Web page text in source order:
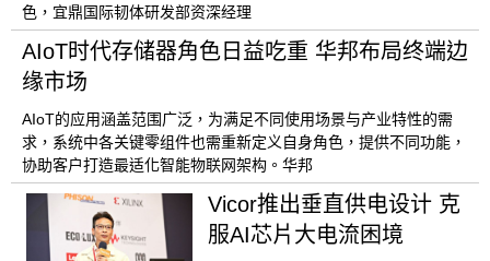
色，宜鼎国际韧体研发部资深经理
AIoT时代存储器角色日益吃重 华邦布局终端边
缘市场
AIoT的应用涵盖范围广泛，为满足不同使用场景与产业特性的需
求，系统中各关键零组件也需重新定义自身角色，提供不同功能，
协助客户打造最适化智能物联网架构。华邦
Vicor推出垂直供电设计 克
服AI芯片大电流困境